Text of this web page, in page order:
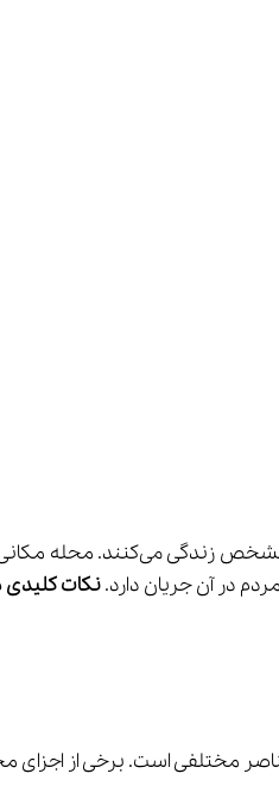
، محله به‌عنوان یک اجتماع کوچک از مردم
نکات کلیدی درس محله‌